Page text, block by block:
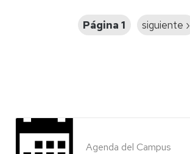
Página 1
Siguiente
siguiente ›
Agenda del Campus